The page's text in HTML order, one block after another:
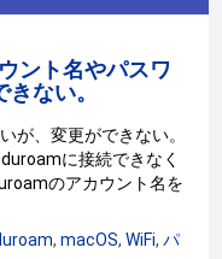
ント名やパスワ
ない。
が、変更ができない。
に接続できなく
のアカウント名を
,macOS,WiFi,パ